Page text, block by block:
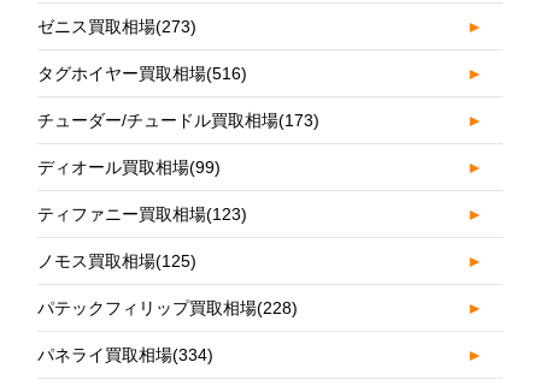
ゼニス買取相場(273) ►
タグホイヤー買取相場(516) ►
チューダー/チュードル買取相場(173) ►
ディオール買取相場(99) ►
ティファニー買取相場(123) ►
ノモス買取相場(125) ►
パテックフィリップ買取相場(228) ►
パネライ買取相場(334) ►